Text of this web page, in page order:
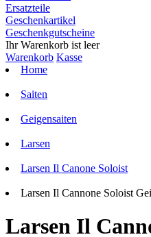
Ersatzteile
Geschenkartikel
Geschenkgutscheine
Ihr Warenkorb ist leer
Warenkorb Kasse
Home
Saiten
Geigensaiten
Larsen
Larsen Il Canone Soloist
Larsen Il Cannone Soloist
Larsen Il